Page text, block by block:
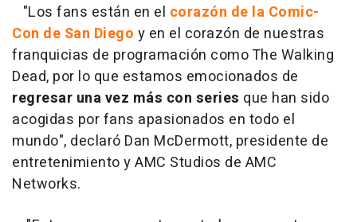
"Los fans están en el corazón de la Comic-
Con de San Diego y en el corazón de nuestras
franquicias de programación como The Walking
Dead, por lo que estamos emocionados de
regresar una vez más con series que han sido
acogidas por fans apasionados en todo el
mundo", declaró Dan McDermott, presidente de
entretenimiento y AMC Studios de AMC
Networks.